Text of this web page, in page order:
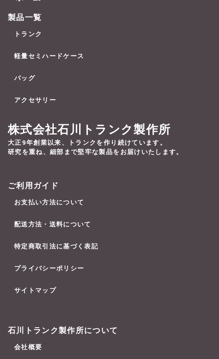
製品一覧
トランク
軽量セミハードケース
バッグ
アクセサリー
株式会社石川トランク製作所
大正9年創業以来、トランクを作り続けています。
研究を重ね、細部まで堅牢な製品をお届けいたします。
ご利用ガイド
お支払い方法について
配送方法・送料について
特定商取引法に基づく表記
プライバシーポリシー
サイトマップ
石川トランク製作所について
会社概要